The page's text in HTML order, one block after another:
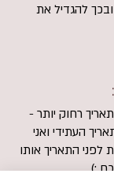
להגדיל את
רחוק יותר -
העתידי ואני
2-3 שבועות לפני התאריך אותו
:)